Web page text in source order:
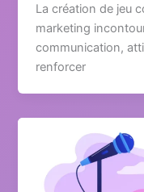
La création de jeu
marketing
communication,
renforcer